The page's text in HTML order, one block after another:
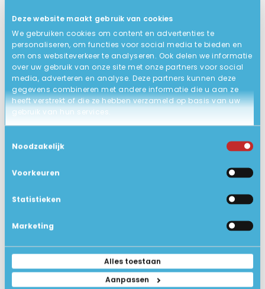
Deze website maakt gebruik van cookies
We gebruiken cookies om content en advertenties te
personaliseren, om functies voor social media te bieden en
om ons websiteverkeer te analyseren. Ook delen we informatie
over uw gebruik van onze site met onze partners voor social
media, adverteren en analyse. Deze partners kunnen deze
gegevens combineren met andere informatie die u aan ze
heeft verstrekt of die ze hebben verzameld op basis van uw
gebruik van hun services.
Noodzakelijk
Voorkeuren
Statistieken
Marketing
Alles toestaan
Aanpassen
Windows 11 Pro 64-bits
TOETSENBORD QWERTY/US backlit keyboard!
AFMETING 37 x 25 x 1.8 cm
ACCU
STATUS PRODUCT
Zakelijk gebruikt, in zeer goede
staat.
GARANTIE
besteld, dezelfde dag verstuurd
(Afhalen bij ons in Loosdrecht kan
BLUETOOTH Ja
DVD SPELER Geen dvd speler